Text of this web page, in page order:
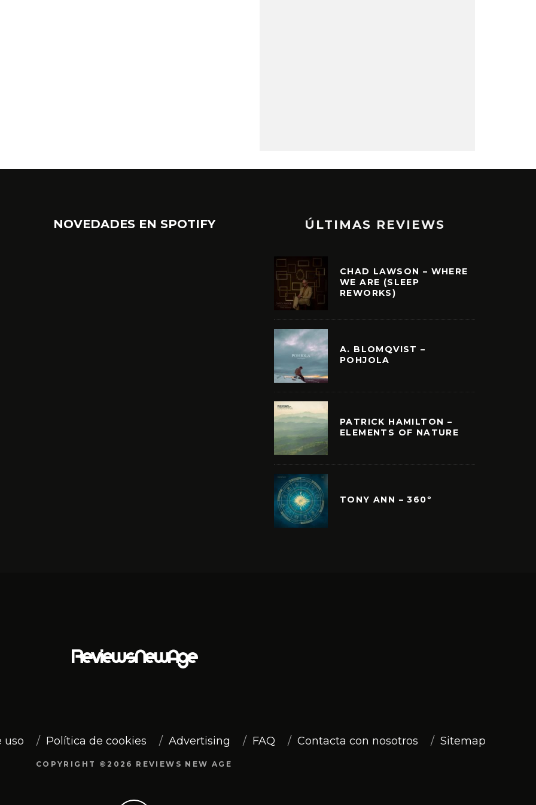
¿POR QUÉ LA MÚSICA DE
LUDOVICO EINAUDI NO ES
MÚSICA CLÁSICA?
NOVEDADES EN SPOTIFY ÚLTIMAS REVIEWS
CHAD LAWSON – WHERE
WE ARE (SLEEP
REWORKS)
A. BLOMQVIST –
POHJOLA
PATRICK HAMILTON –
ELEMENTS OF NATURE
TONY ANN – 360º
uso Política de cookies Advertising FAQ Contacta con nosotros Sitemap
COPYRIGHT ©2026 REVIEWS NEW AGE